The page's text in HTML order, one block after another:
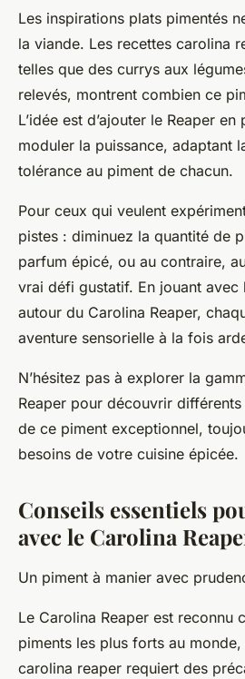
Les inspirations plats pimentés
la viande. Les recettes carolina
telles que des currys aux
relevés, montrent combien ce
L’idée est d’ajouter le Reaper
moduler la puissance, adaptant
tolérance au piment de chacun.
Pour ceux qui veulent
pistes : diminuez la quantité de
parfum épicé, ou au contraire,
vrai défi gustatif. En jouant avec
autour du Carolina Reaper,
aventure sensorielle à la fois
N’hésitez pas à explorer la
Reaper pour découvrir
de ce piment exceptionnel,
besoins de votre cuisine épicée.
Conseils essentiels
avec le Carolina
Un piment à manier avec
Le Carolina Reaper est reconnu
piments les plus forts au
carolina reaper requiert des